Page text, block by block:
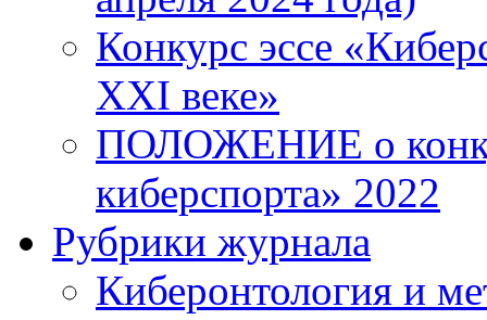
Конкурс эссе
XXI веке»
ПОЛОЖЕНИЕ о
киберспорта» 2022
Рубрики журнала
Киберонтология и